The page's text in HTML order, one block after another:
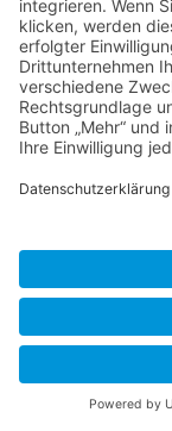
Was wäre
Crepes? Der